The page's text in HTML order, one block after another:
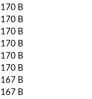
170 B
170 B
170 B
170 B
170 B
170 B
167 B
167 B